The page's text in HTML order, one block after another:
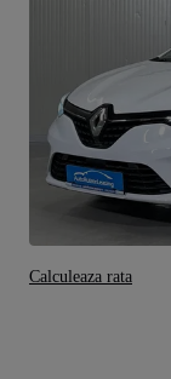
Calculeaza rata